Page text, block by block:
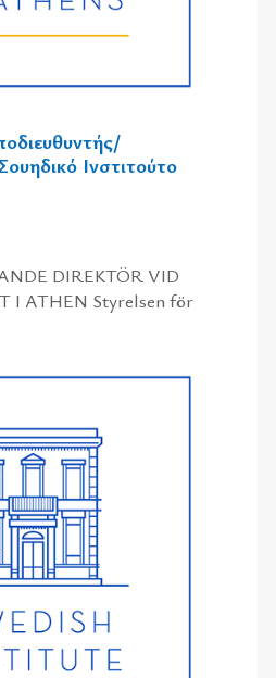
Ινστιτούτο
DIREKTÖR VID
I ATHEN Styrelsen för